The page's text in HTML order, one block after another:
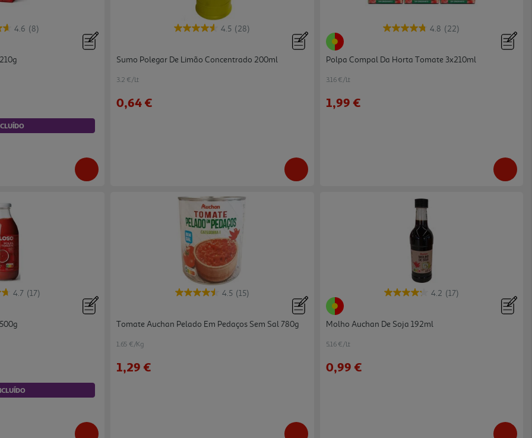
4.6 (8) 4.5 (28)
Sumo Polegar De Limão Concentrado 200ml
3.2 €/Lt
0,64 €
4.8 (22)
Polpa Compal Da Horta Tomate 3x210ml
3.16 €/Lt
1,99 €
4.7 (17) 4.5 (15)
Tomate Auchan Pelado Em Pedaços Sem Sal 780g
1.65 €/Kg
1,29 €
4.2 (17)
Molho Auchan De Soja 192ml
5.16 €/Lt
0,99 €